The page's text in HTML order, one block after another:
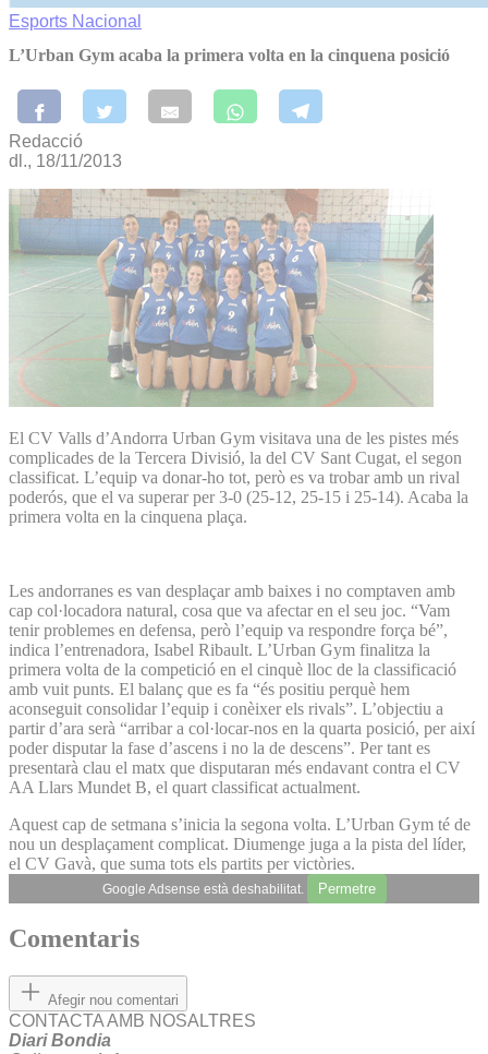
Esports Nacional
L’Urban Gym acaba la primera volta en la cinquena posició
Redacció
dl., 18/11/2013
El CV Valls d’Andorra Urban Gym visitava una de les pistes més
complicades de la Tercera Divisió, la del CV Sant Cugat, el segon
classificat. L’equip va donar-ho tot, però es va trobar amb un rival
poderós, que el va superar per 3-0 (25-12, 25-15 i 25-14). Acaba la
primera volta en la cinquena plaça.
Les andorranes es van desplaçar amb baixes i no comptaven amb
cap col·locadora natural, cosa que va afectar en el seu joc. “Vam
tenir problemes en defensa, però l’equip va respondre força bé”,
indica l’entrenadora, Isabel Ribault. L’Urban Gym finalitza la
primera volta de la competició en el cinquè lloc de la classificació
amb vuit punts. El balanç que es fa “és positiu perquè hem
aconseguit consolidar l’equip i conèixer els rivals”. L’objectiu a
partir d’ara serà “arribar a col·locar-nos en la quarta posició, per així
poder disputar la fase d’ascens i no la de descens”. Per tant es
presentarà clau el matx que disputaran més endavant contra el CV
AA Llars Mundet B, el quart classificat actualment.
Aquest cap de setmana s’inicia la segona volta. L’Urban Gym té de
nou un desplaçament complicat. Diumenge juga a la pista del líder,
el CV Gavà, que suma tots els partits per victòries.
Google Adsense està deshabilitat. Permetre
Comentaris
Afegir nou comentari
CONTACTA AMB NOSALTRES
Diari Bondia